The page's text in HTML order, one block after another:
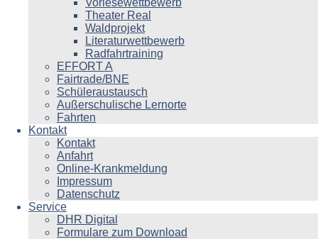
Vorlesewettbewerb
Theater Real
Waldprojekt
Literaturwettbewerb
Radfahrtraining
EFFORT A
Fairtrade/BNE
Schüleraustausch
Außerschulische Lernorte
Fahrten
Kontakt
Kontakt
Anfahrt
Online-Krankmeldung
Impressum
Datenschutz
Service
DHR Digital
Formulare zum Download